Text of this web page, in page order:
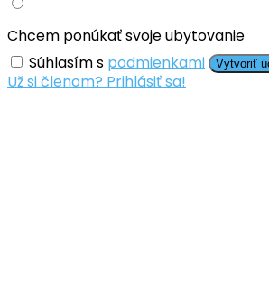
Chcem ponúkať svoje ubytovanie
Súhlasím s podmienkami Vytvoriť
Už si členom? Prihlásiť sa!